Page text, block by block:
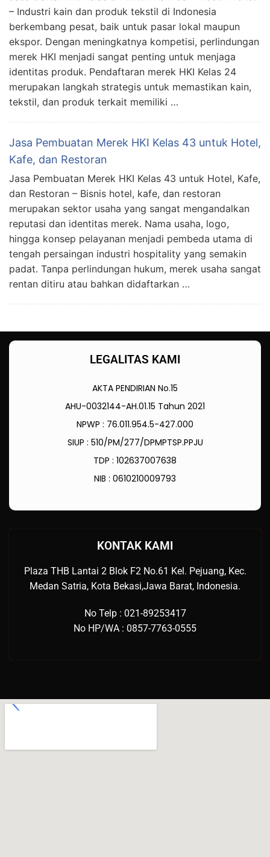
– Industri kain dan produk tekstil di Indonesia
berkembang pesat, baik untuk pasar lokal maupun
ekspor. Dengan meningkatnya kompetisi, perlindungan
merek HKI menjadi sangat penting untuk menjaga
identitas produk. Pendaftaran merek HKI Kelas 24
merupakan langkah strategis untuk memastikan kain,
tekstil, dan produk terkait memiliki …
Jasa Pembuatan Merek HKI Kelas 43 untuk Hotel,
Kafe, dan Restoran
Jasa Pembuatan Merek HKI Kelas 43 untuk Hotel, Kafe,
dan Restoran – Bisnis hotel, kafe, dan restoran
merupakan sektor usaha yang sangat mengandalkan
reputasi dan identitas merek. Nama usaha, logo,
hingga konsep pelayanan menjadi pembeda utama di
tengah persaingan industri hospitality yang semakin
padat. Tanpa perlindungan hukum, merek usaha sangat
rentan ditiru atau bahkan didaftarkan …
LEGALITAS KAMI
AKTA PENDIRIAN No.15
AHU-0032144-AH.01.15 Tahun 2021
NPWP : 76.011.954.5-427.000
SIUP : 510/PM/277/DPMPTSP.PPJU
TDP : 102637007638
NIB : 0610210009793
KONTAK KAMI
Plaza THB Lantai 2 Blok F2 No.61 Kel. Pejuang, Kec.
Medan Satria, Kota Bekasi,Jawa Barat, Indonesia.
No Telp : 021-89253417
No HP/WA : 0857-7763-0555